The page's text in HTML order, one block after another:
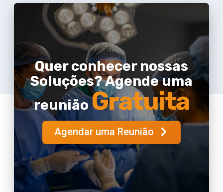
Quer conhecer nossas
Soluções? Agende uma
reunião Gratuita
Agendar uma Reunião